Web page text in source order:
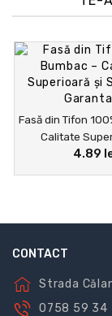
Fasă din Tifon
Calitate
Siguranță
4.89
CONTACT
Strada
0758 59 34